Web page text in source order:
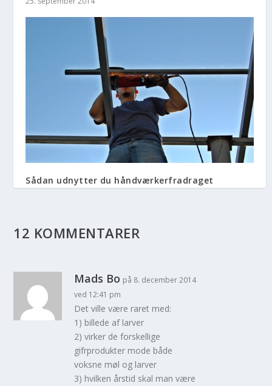
Sådan udnytter du håndværkerfradraget
12 KOMMENTARER
Mads Bo på 8. december 2014
ved 12:41 pm
Det ville være raret med:
1) billede af larver
2) virker de forskellige
gifrprodukter mode både
voksne møl og larver
3) hvilken årstid skal man være